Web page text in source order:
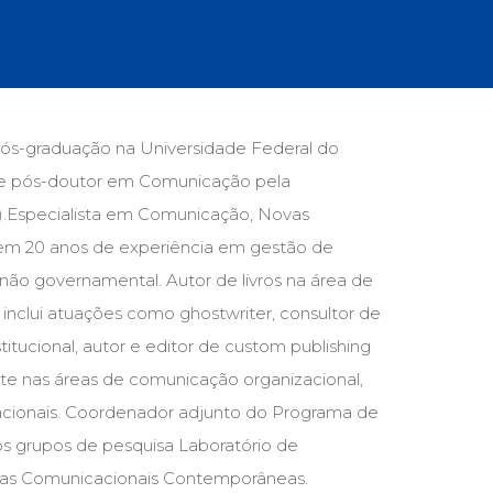
(278)
de referência (48)
Psicoterapia (799)
(8)
africanos (30)
(1)
graduação na Universidade Federal do
pós-doutor em Comunicação pela
em Comunicação, Novas
20 anos de experiência em gestão de
governamental. Autor de livros na área de
atuações como ghostwriter, consultor de
autor e editor de custom publishing
nas áreas de comunicação organizacional,
Coordenador adjunto do Programa de
grupos de pesquisa Laboratório de
Comunicacionais Contemporâneas.